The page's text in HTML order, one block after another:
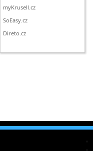
myKrusell.cz
SoEasy.cz
Direto.cz